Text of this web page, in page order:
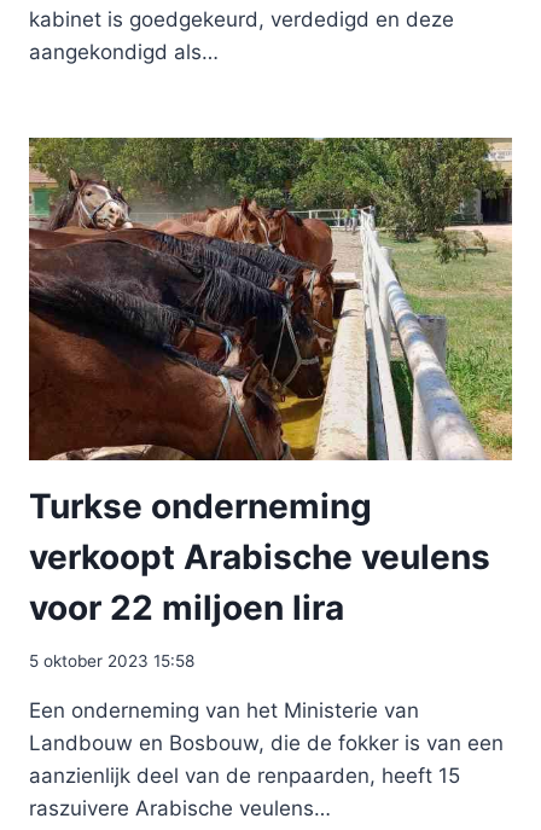
kabinet is goedgekeurd, verdedigd en deze
aangekondigd als…
Turkse onderneming
verkoopt Arabische veulens
voor 22 miljoen lira
5 oktober 2023 15:58
Een onderneming van het Ministerie van
Landbouw en Bosbouw, die de fokker is van een
aanzienlijk deel van de renpaarden, heeft 15
raszuivere Arabische veulens…